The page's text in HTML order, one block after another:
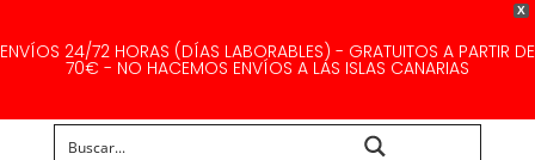
X
ENVÍOS 24/72 HORAS (DÍAS LABORABLES) - GRATUITOS A PARTIR DE
70€ - NO HACEMOS ENVÍOS A LAS ISLAS CANARIAS